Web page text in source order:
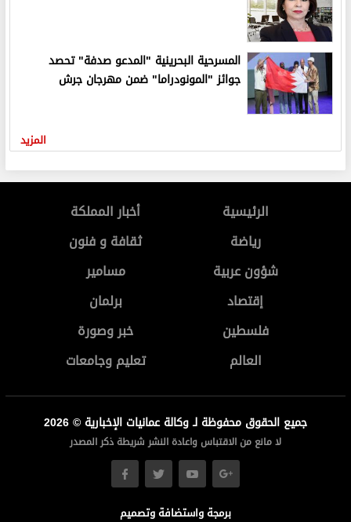
المسرحية البحرينية "المدعو صدفة" تحصد
جوائز "المونودراما" ضمن مهرجان جرش
المزيد
الرئيسية
أخبار المملكة
رياضة
ثقافة و فنون
شؤون عربية
مسامير
إقتصاد
برلمان
فلسطين
خبر وصورة
العالم
تعليم وجامعات
جميع الحقوق محفوظة لـ وكالة عمانيات الإخبارية © 2026
لا مانع من الاقتباس واعادة النشر شريطة ذكر المصدر
برمجة واستضافة وتصميم